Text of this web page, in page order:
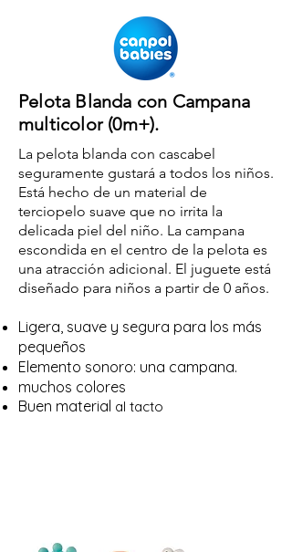
Pelota Blanda con Campana
multicolor (0m+).
La pelota blanda con cascabel
seguramente gustará a todos los niños.
Está hecho de un material de
terciopelo suave que no irrita la
delicada piel del niño. La campana
escondida en el centro de la pelota es
una atracción adicional. El juguete está
diseñado para niños a partir de 0 años.
Ligera, suave y segura para los más
pequeños
Elemento sonoro: una campana.
muchos colores
Buen material al tacto